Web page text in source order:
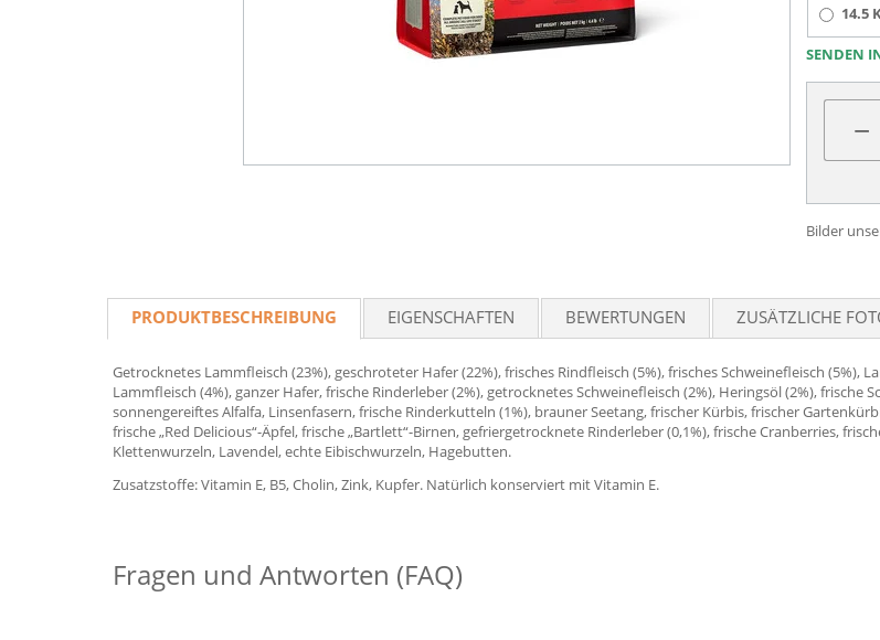
14.5
SENDEN
−
Bilder
PRODUKTBESCHREIBUNG EIGENSCHAFTEN BEWERTUNGEN ZUSÄTZLICHE
Getrocknetes Lammfleisch (23%), geschroteter Hafer (22%), frisches Rindfleisch (5%), frisches Schweinefleisch (5%),
Lammfleisch (4%), ganzer Hafer, frische Rinderleber (2%), getrocknetes Schweinefleisch (2%), Heringsöl (2%), frische
sonnengereiftes Alfalfa, Linsenfasern, frische Rinderkutteln (1%), brauner Seetang, frischer Kürbis, frischer
frische „Red Delicious“-Äpfel, frische „Bartlett“-Birnen, gefriergetrocknete Rinderleber (0,1%), frische Cranberries,
Klettenwurzeln, Lavendel, echte Eibischwurzeln, Hagebutten.
Zusatzstoffe: Vitamin E, B5, Cholin, Zink, Kupfer. Natürlich konserviert mit Vitamin E.
Fragen und Antworten (FAQ)